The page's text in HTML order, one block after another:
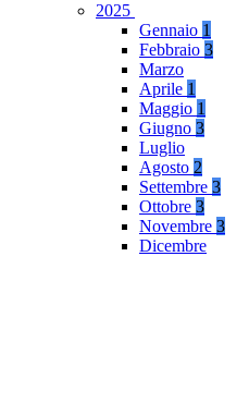
2025
Gennaio 1
Febbraio 3
Marzo
Aprile 1
Maggio 1
Giugno 3
Luglio
Agosto 2
Settembre 3
Ottobre 3
Novembre 3
Dicembre